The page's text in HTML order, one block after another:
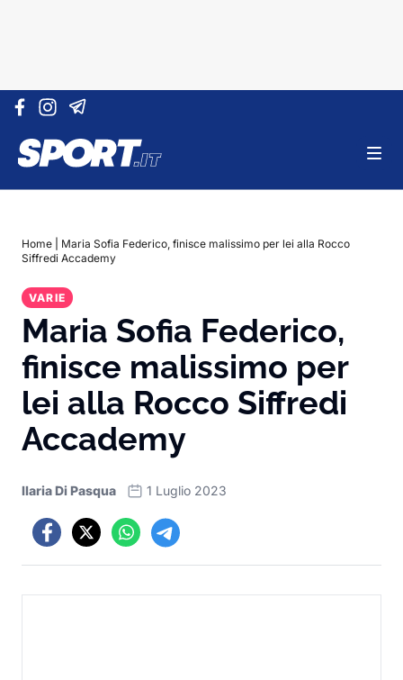
Vai al contenuto
Home
Maria Sofia Federico, finisce malissimo per lei alla Rocco
Siffredi Accademy
VARIE
Maria Sofia Federico,
finisce malissimo per
lei alla Rocco Siffredi
Accademy
Ilaria Di Pasqua 1 Luglio 2023